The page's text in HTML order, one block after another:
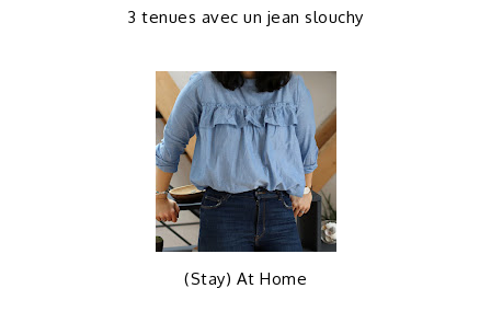
3 tenues avec un jean slouchy
(Stay) At Home